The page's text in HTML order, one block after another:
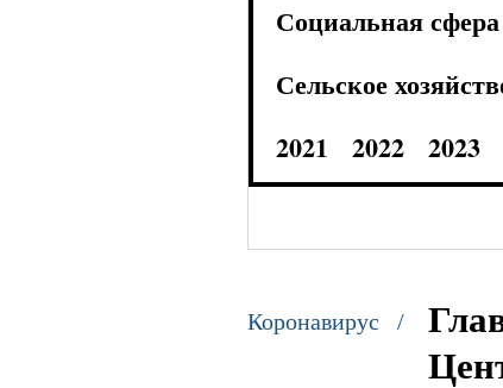
Социальная сфера
Сельское
2021
2022 2023
Коронавирус /